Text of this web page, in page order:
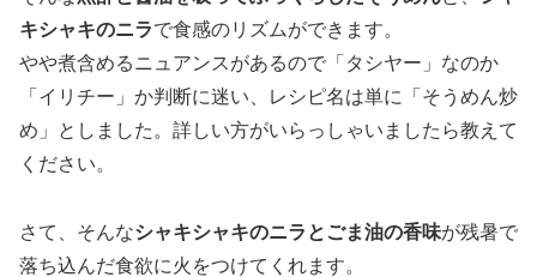
キシャキのニラで食感のリズムができます。
やや煮含めるニュアンスがあるので「タシヤー」なのか
「イリチー」か判断に迷い、レシピ名は単に「そうめん炒
め」としました。詳しい方がいらっしゃいましたら教えて
ください。
さて、そんなシャキシャキのニラとごま油の香味が残暑で
落ち込んだ食欲に火をつけてくれます。